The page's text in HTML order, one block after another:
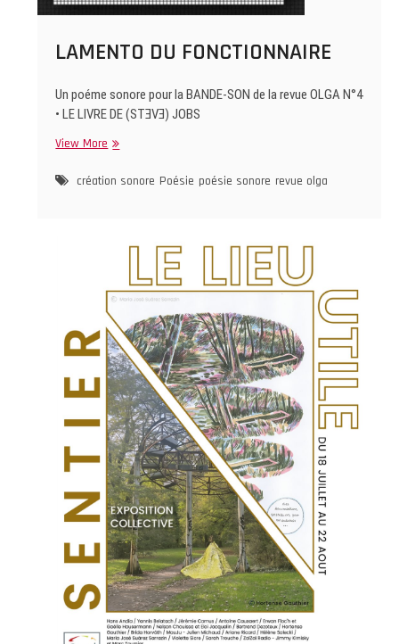
LAMENTO DU FONCTIONNAIRE
Un poéme sonore pour la BANDE-SON de la revue OLGA N°4
• LE LIVRE DE (STƎVƎ) JOBS
View MoreLAMENTO
FONCTIONNAIRE
création sonore Poésie poésie sonore revue olga